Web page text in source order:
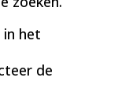
het
de